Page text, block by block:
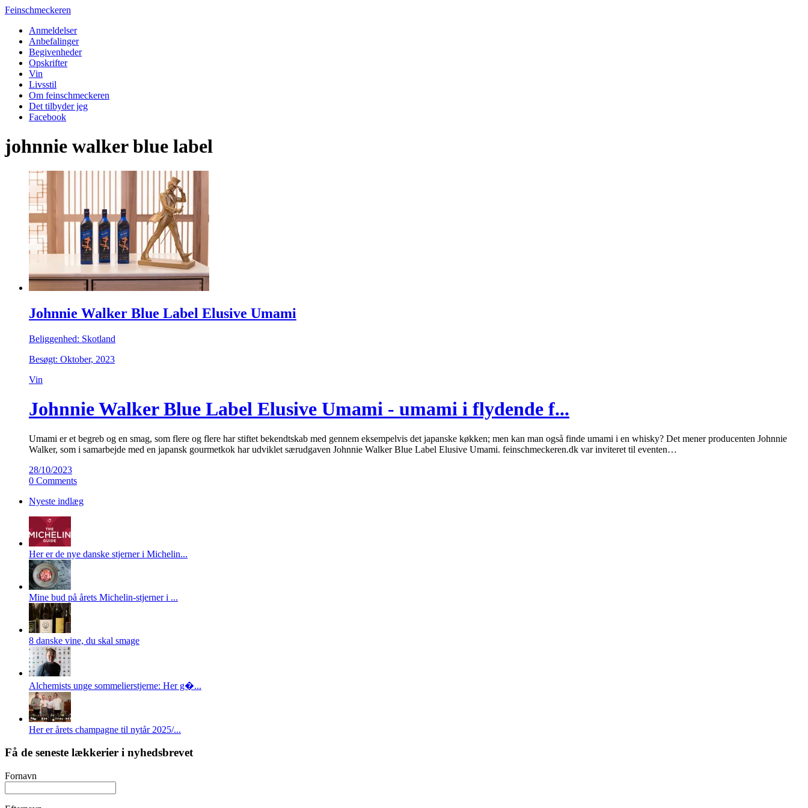
Feinschmeckeren
Anmeldelser
Anbefalinger
Begivenheder
Opskrifter
Vin
Livsstil
Om feinschmeckeren
Det tilbyder jeg
Facebook
johnnie walker blue label
Johnnie Walker Blue Label Elusive Umami
Beliggenhed: Skotland
Besøgt: Oktober, 2023
Vin
Johnnie Walker Blue Label Elusive Umami - umami i flydende f...
Umami er et begreb og en smag, som flere og flere har stiftet bekendtskab med gennem eksempelvis det japanske køkken; men kan man også finde umami i en whisky? Det mener producenten Johnnie
Walker, som i samarbejde med en japansk gourmetkok har udviklet særudgaven Johnnie Walker Blue Label Elusive Umami. feinschmeckeren.dk var inviteret til eventen…
28/10/2023
0 Comments
Nyeste indlæg
Her er de nye danske stjerner i Michelin...
Mine bud på årets Michelin-stjerner i ...
8 danske vine, du skal smage
Alchemists unge sommelierstjerne: Her g�...
Her er årets champagne til nytår 2025/...
Få de seneste lækkerier i nyhedsbrevet
Fornavn